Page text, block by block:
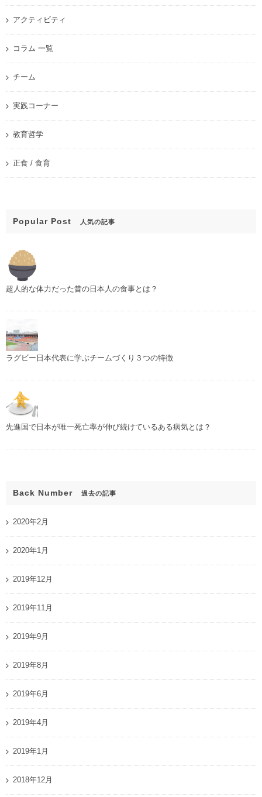
アクティビティ
コラム 一覧
チーム
実践コーナー
教育哲学
正食 / 食育
Popular Post 人気の記事
超人的な体力だった昔の日本人の食事とは？
ラグビー日本代表に学ぶチームづくり３つの特徴
先進国で日本が唯一死亡率が伸び続けているある病気とは？
Back Number 過去の記事
2020年2月
2020年1月
2019年12月
2019年11月
2019年9月
2019年8月
2019年6月
2019年4月
2019年1月
2018年12月